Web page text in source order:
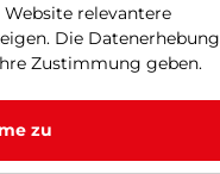
Weste
Ihre
mit der
relevantere
Die Datenerhebung
Zustimmung geben.
zu